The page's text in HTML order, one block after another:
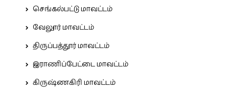
செங்கல்பட்டு மாவட்டம்
வேலூர் மாவட்டம்
திருப்பத்தூர் மாவட்டம்
இராணிப்பேட்டை மாவட்டம்
கிருஷ்ணகிரி மாவட்டம்